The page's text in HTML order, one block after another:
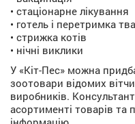
• стаціонарне лікування
• готель і перетримка
• стрижка котів
• нічні виклики
У «Кіт-Пес» можна
зоотовари відомих
виробників.
асортименті товарів та